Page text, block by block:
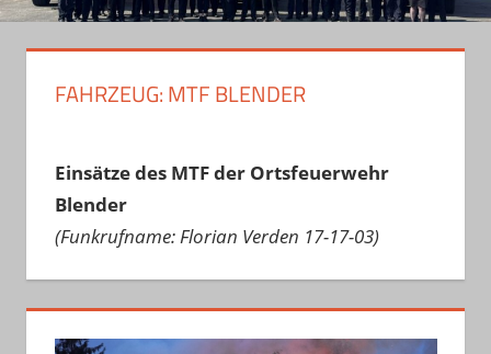
FAHRZEUG:MTF BLENDER
Einsätze des MTF der Ortsfeuerwehr
Blender
(Funkrufname: Florian Verden 17-17-03)